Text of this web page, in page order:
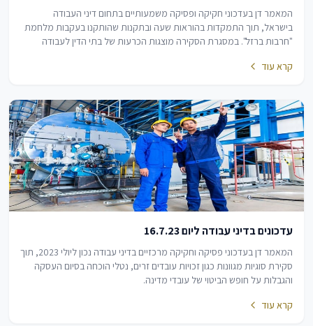
המאמר דן בעדכוני חקיקה ופסיקה משמעותיים בתחום דיני העבודה
בישראל, תוך התמקדות בהוראות שעה ובתקנות שהותקנו בעקבות מלחמת
"חרבות ברזל". במסגרת הסקירה מוצגות הכרעות של בתי הדין לעבודה
קרא עוד
עדכונים בדיני עבודה ליום 16.7.23
המאמר דן בעדכוני פסיקה וחקיקה מרכזיים בדיני עבודה נכון ליולי 2023, תוך
סקירת סוגיות מגוונות כגון זכויות עובדים זרים, נטלי הוכחה בסיום העסקה
והגבלות על חופש הביטוי של עובדי מדינה.
קרא עוד